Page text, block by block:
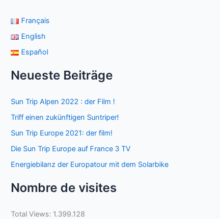
Français
English
Español
Neueste Beiträge
Sun Trip Alpen 2022 : der Film !
Triff einen zukünftigen Suntriper!
Sun Trip Europe 2021: der film!
Die Sun Trip Europe auf France 3 TV
Energiebilanz der Europatour mit dem Solarbike
Nombre de visites
Total Views: 1.399.128